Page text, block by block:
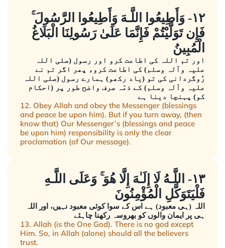
١٢- وَأَطِيعُوا اللَّـهَ وَأَطِيعُوا الرَّسُولَ ۚ
فَإِن تَوَلَّيْتُمْ فَإِنَّمَا عَلَىٰ رَسُولِنَا الْبَلَاغُ
الْمُبِينُ
اور تم اللہ کی اطاعت کرو اور رسول (صلی اللہ
علیہ وآلہ وسلم) کی اطاعت کرو، پھر اگر تم نے
رُوگردانی کی تو (یاد رکھو) ہمارے رسول (صلی اللہ
علیہ وآلہ وسلم) کے ذمّہ صرف واضح طور پر (احکام
کو) پہنچا دینا ہے
12. Obey Allah and obey the Messenger (blessings
and peace be upon him). But if you turn away, (then
know that) Our Messenger’s (blessings and peace
be upon him) responsibility is only the clear
proclamation (of Our message).
١٣- اللَّـهُ لَا إِلَـٰهَ إِلَّا هُوَ ۚ وَعَلَى اللَّـهِ
فَلْيَتَوَكَّلِ الْمُؤْمِنُونَ
اللہ (ہی معبود) ہے اس کے سوا کوئی معبود نہیں، اور اللہ
ہی پر ایمان والوں کو بھروسہ رکھنا چاہئے
13. Allah (is the One God). There is no god except
Him. So, in Allah (alone) should all the believers
trust.